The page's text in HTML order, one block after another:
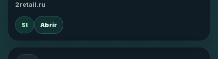
2retail.ru
SI Abrir